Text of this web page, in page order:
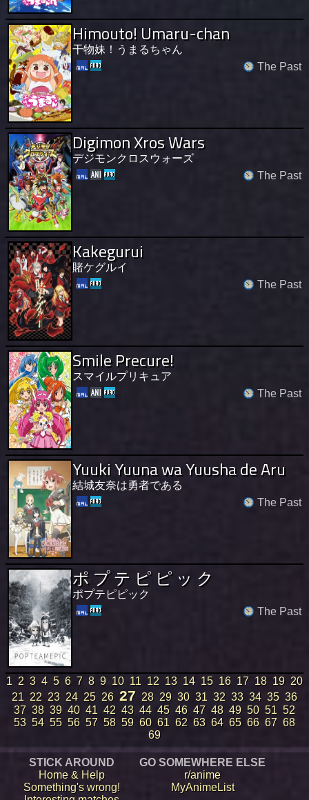
Himouto! Umaru-chan
干物妹！うまるちゃん
The Past
Digimon Xros Wars
デジモンクロスウォーズ
The Past
Kakegurui
賭ケグルイ
The Past
Smile Precure!
スマイルプリキュア
The Past
Yuuki Yuuna wa Yuusha de Aru
結城友奈は勇者である
The Past
ポ プ テ ピ ピ ッ ク
ポプテピピック
The Past
1 2 3 4 5 6 7 8 9 10 11 12 13 14 15 16 17 18 19 20
21 22 23 24 25 26 27 28 29 30 31 32 33 34 35 36
37 38 39 40 41 42 43 44 45 46 47 48 49 50 51 52
53 54 55 56 57 58 59 60 61 62 63 64 65 66 67 68
69
STICK AROUND
Home & Help
Something's wrong!
GO SOMEWHERE ELSE
r/anime
MyAnimeList